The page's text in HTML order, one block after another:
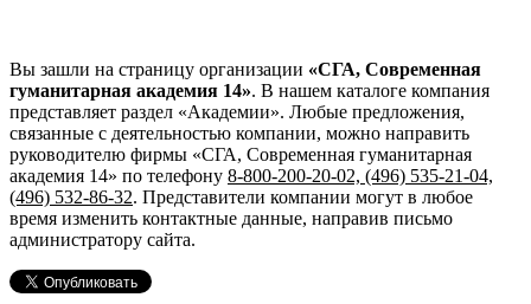
Вы зашли на страницу организации «СГА, Современная
гуманитарная академия 14». В нашем каталоге компания
представляет раздел «Академии». Любые предложения,
связанные с деятельностью компании, можно направить
руководителю фирмы «СГА, Современная гуманитарная
академия 14» по телефону 8-800-200-20-02, (496) 535-21-04,
(496) 532-86-32. Представители компании могут в любое
время изменить контактные данные, направив письмо
администратору сайта.